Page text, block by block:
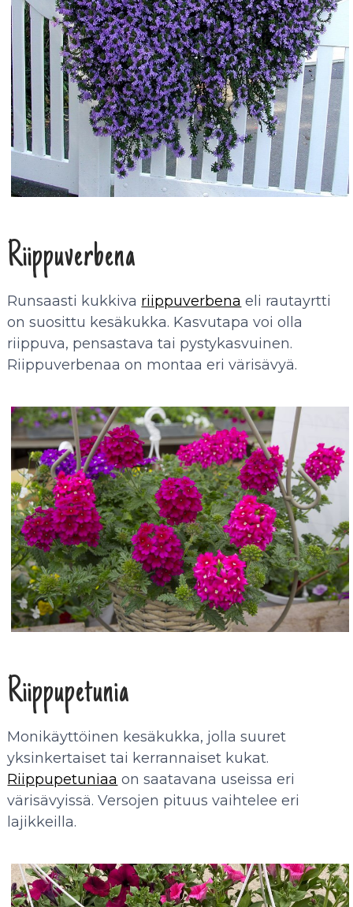
Riippuverbena
Runsaasti kukkiva riippuverbena eli rautayrtti
on suosittu kesäkukka. Kasvutapa voi olla
riippuva, pensastava tai pystykasvuinen.
Riippuverbenaa on montaa eri värisävyä.
Riippupetunia
Monikäyttöinen kesäkukka, jolla suuret
yksinkertaiset tai kerrannaiset kukat.
Riippupetuniaa on saatavana useissa eri
värisävyissä. Versojen pituus vaihtelee eri
lajikkeilla.